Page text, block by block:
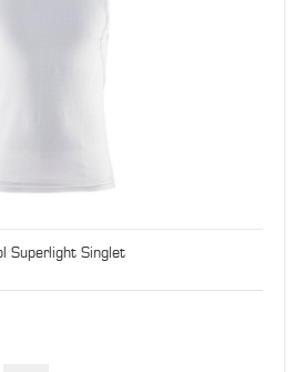
Superlight Singlet